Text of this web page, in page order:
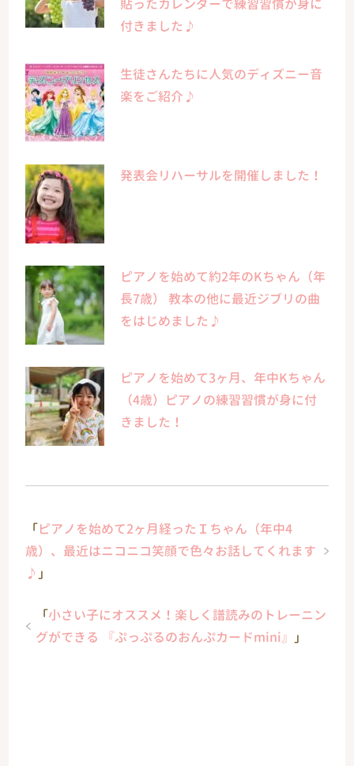
貼ったカレンダーで練習習慣が身に
付きました♪
生徒さんたちに人気のディズニー音
楽をご紹介♪
発表会リハーサルを開催しました！
ピアノを始めて約2年のKちゃん（年
長7歳） 教本の他に最近ジブリの曲
をはじめました♪
ピアノを始めて3ヶ月、年中Kちゃん
（4歳）ピアノの練習習慣が身に付
きました！
「ピアノを始めて2ヶ月経ったＩちゃん（年中4
歳）、最近はニコニコ笑顔で色々お話してくれます
♪ 」
「小さい子にオススメ！楽しく譜読みのトレーニン
グができる 『ぷっぷるのおんぷカードmini』 」